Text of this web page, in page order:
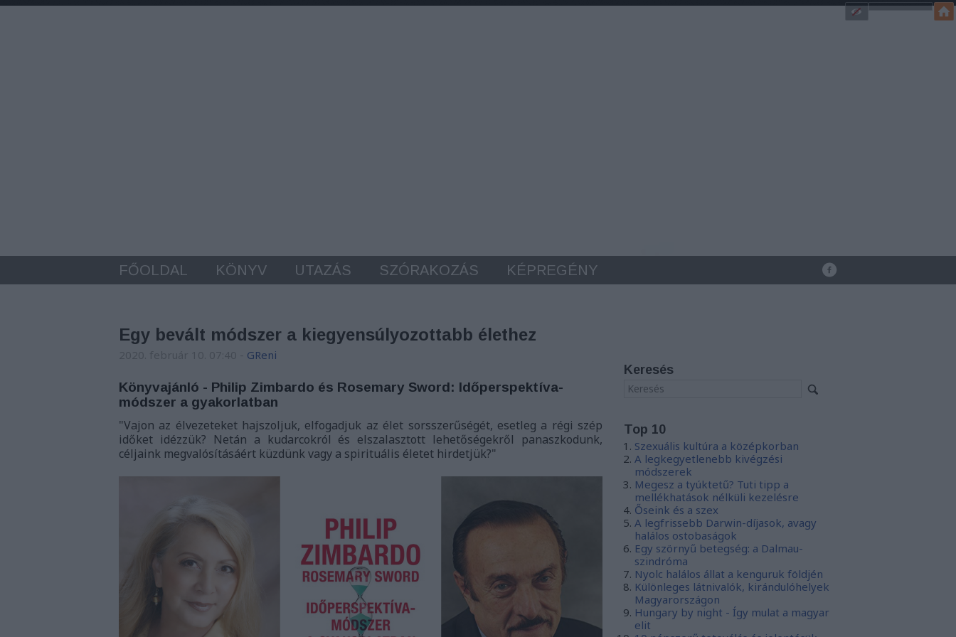
FŐOLDAL KÖNYV UTAZÁS SZÓRAKOZÁS KÉPREGÉNY
Egy bevált módszer a kiegyensúlyozottabb élethez
GReni
Könyvajánló - Philip Zimbardo és Rosemary Sword: Időperspektíva-
módszer a gyakorlatban
"Vajon az élvezeteket hajszoljuk, elfogadjuk az élet sorsszerűségét, esetleg a régi szép
időket idézzük? Netán a kudarcokról és elszalasztott lehetőségekről panaszkodunk,
céljaink megvalósításáért küzdünk vagy a spirituális életet hirdetjük?"
Keresés
Top 10
Szexuális kultúra a középkorban
A legkegyetlenebb kivégzési
módszerek
Megesz a tyúktetű? Tuti tipp a
mellékhatások nélküli kezelésre
Őseink és a szex
A legfrissebb Darwin-díjasok, avagy
halálos ostobaságok
Egy szörnyű betegség: a Dalmau-
szindróma
Nyolc halálos állat a kenguruk földjén
Különleges látnivalók, kirándulóhelyek
Magyarországon
Hungary by night - Így mulat a magyar
elit